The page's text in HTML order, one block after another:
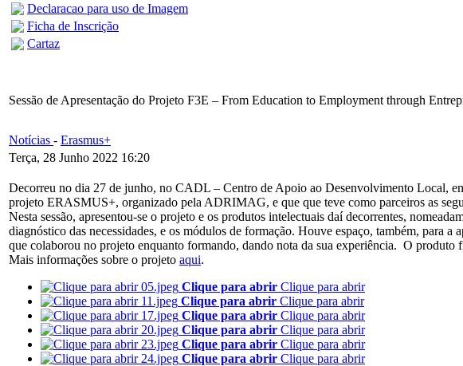
Declaracao para uso de Imagem
Ficha de Inscrição
Cartaz
Sessão de Apresentação do Projeto F3E – From Education to Employment through
Notícias - Erasmus+
Terça, 28 Junho 2022 16:20
Decorreu no dia 27 de junho, no CADL – Centro de Apoio ao Desenvolvimento Local,
projeto ERASMUS+, organizado pela ADRIMAG, e que que teve como parceiros as
Nesta sessão, apresentou-se o projeto e os produtos intelectuais daí decorrentes,
diagnóstico das necessidades, e os módulos de formação. Houve espaço, também, para
que colaborou no projeto enquanto formando, dando nota da sua experiência. O produto
Mais informações sobre o projeto aqui.
Clique para abrir Clique para abrir
Clique para abrir Clique para abrir
Clique para abrir Clique para abrir
Clique para abrir Clique para abrir
Clique para abrir Clique para abrir
Clique para abrir Clique para abrir